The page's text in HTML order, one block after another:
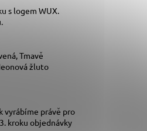
s logem WUX.
Tmavě
žluto
vyrábíme právě pro
kroku objednávky